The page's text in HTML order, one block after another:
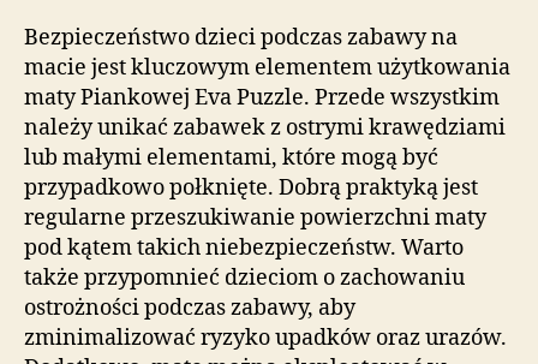
Bezpieczeństwo dzieci podczas zabawy na
macie jest kluczowym elementem użytkowania
maty Piankowej Eva Puzzle. Przede wszystkim
należy unikać zabawek z ostrymi krawędziami
lub małymi elementami, które mogą być
przypadkowo połknięte. Dobrą praktyką jest
regularne przeszukiwanie powierzchni maty
pod kątem takich niebezpieczeństw. Warto
także przypomnieć dzieciom o zachowaniu
ostrożności podczas zabawy, aby
zminimalizować ryzyko upadków oraz urazów.